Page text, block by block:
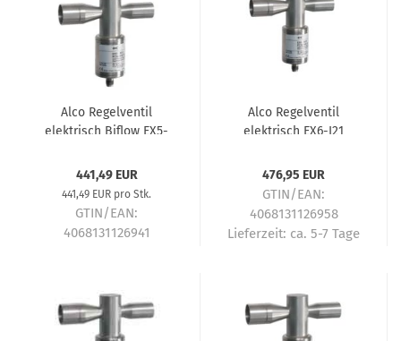
Alco Regelventil
elektrisch Biflow EX5-
441,49 EUR
441,49 EUR pro Stk.
GTIN/EAN:
4068131126941
Alco Regelventil
elektrisch EX6-I21
476,95 EUR
GTIN/EAN:
4068131126958
Lieferzeit: ca. 5-7 Tage